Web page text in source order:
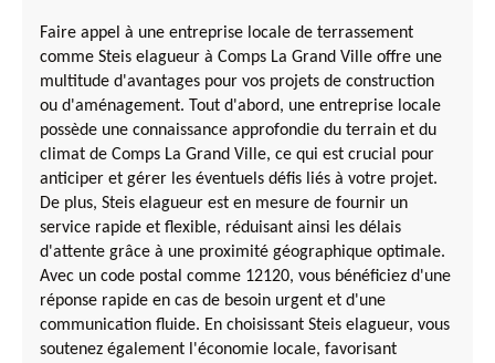
Faire appel à une entreprise locale de terrassement
comme Steis elagueur à Comps La Grand Ville offre une
multitude d'avantages pour vos projets de construction
ou d'aménagement. Tout d'abord, une entreprise locale
possède une connaissance approfondie du terrain et du
climat de Comps La Grand Ville, ce qui est crucial pour
anticiper et gérer les éventuels défis liés à votre projet.
De plus, Steis elagueur est en mesure de fournir un
service rapide et flexible, réduisant ainsi les délais
d'attente grâce à une proximité géographique optimale.
Avec un code postal comme 12120, vous bénéficiez d'une
réponse rapide en cas de besoin urgent et d'une
communication fluide. En choisissant Steis elagueur, vous
soutenez également l'économie locale, favorisant